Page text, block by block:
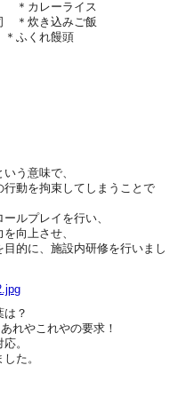
レーライス
き込みご飯
れ饅頭
う意味で、
行動を拘束してしまうことで
ルプレイを行い、
向上させ、
的に、施設内研修を行いまし
？
れやこれやの要求！
。
た。